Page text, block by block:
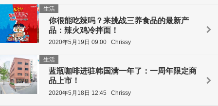
你很能吃辣吗？来挑战三养食品的最新产
品：辣火鸡冷拌面！
生活
2020年5月19日 09:00 Chrissy
蓝瓶咖啡进驻韩国满一年了：一周年限定商
品上市！
生活
2020年5月18日 12:45 Chrissy